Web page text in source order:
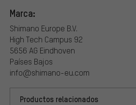
Marca:
Shimano Europe B.V.
High Tech Campus 92
5656 AG Eindhoven
Países Bajos
info@shimano-eu.com
Productos relacionados